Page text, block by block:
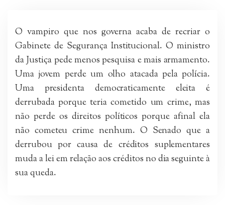
O vampiro que nos governa acaba de recriar o
Gabinete de Segurança Institucional. O ministro
da Justiça pede menos pesquisa e mais armamento.
Uma jovem perde um olho atacada pela polícia.
Uma presidenta democraticamente eleita é
derrubada porque teria cometido um crime, mas
não perde os direitos políticos porque afinal ela
não cometeu crime nenhum. O Senado que a
derrubou por causa de créditos suplementares
muda a lei em relação aos créditos no dia seguinte à
sua queda.